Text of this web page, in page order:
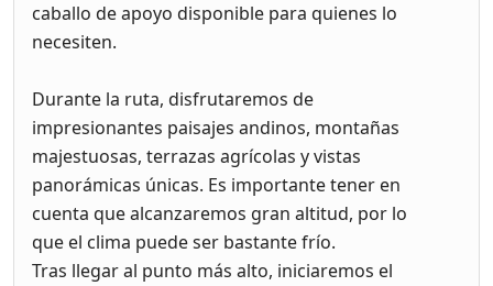
caballo de apoyo disponible para quienes lo
necesiten.
Durante la ruta, disfrutaremos de
impresionantes paisajes andinos, montañas
majestuosas, terrazas agrícolas y vistas
panorámicas únicas. Es importante tener en
cuenta que alcanzaremos gran altitud, por lo
que el clima puede ser bastante frío.
Tras llegar al punto más alto, iniciaremos el